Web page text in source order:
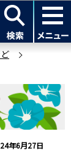
年6月27日